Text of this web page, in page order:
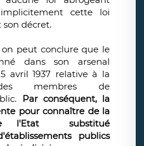
cette loi
décret.
peut conclure que le
dans son arsenal
avril 1937 relative à la
des membres de
Par conséquent, la
pour connaître de la
l'Etat substitué
publics